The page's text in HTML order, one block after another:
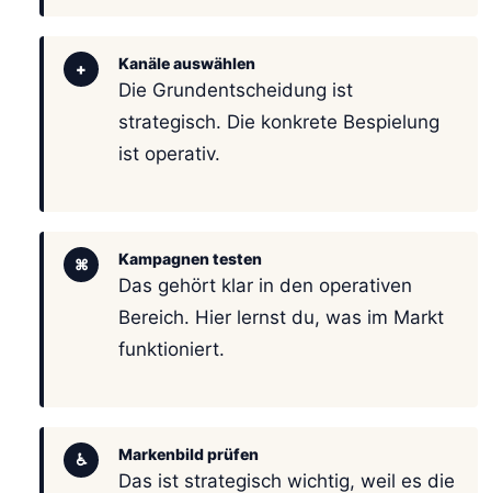
+ Kanäle auswählen
Die Grundentscheidung ist
strategisch. Die konkrete Bespielung
ist operativ.
⌘ Kampagnen testen
Das gehört klar in den operativen
Bereich. Hier lernst du, was im Markt
funktioniert.
♿ Markenbild prüfen
Das ist strategisch wichtig, weil es die